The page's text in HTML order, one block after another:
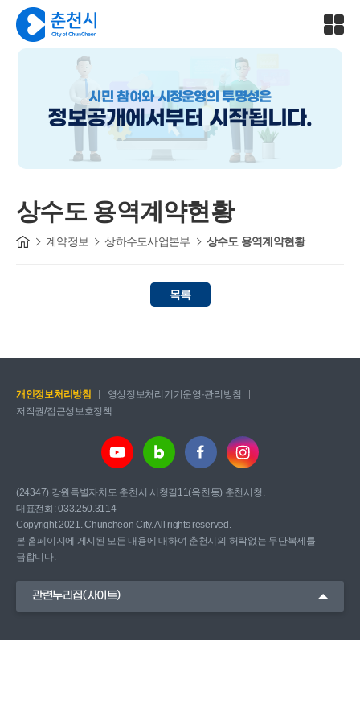
시민 참여와 시정운영의 투명성은
정보공개에서부터 시작됩니다.
상수도 용역계약현황
계약정보 상하수도사업본부 상수도 용역계약현황
목록
개인정보처리방침
영상정보처리기기운영·관리방침
저작권/접근성보호정책
(24347) 강원특별자치도 춘천시 시청길11(옥천동) 춘천시청.
대표전화: 033.250.3114
Copyright 2021. Chuncheon City. All rights reserved.
본 홈페이지에 게시된 모든 내용에 대하여 춘천시의 허락없는 무단복제를
금합니다.
관련누리집(사이트)